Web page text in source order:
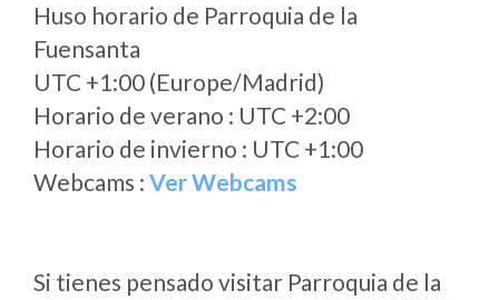
Huso horario de Parroquia de la
Fuensanta
UTC +1:00 (Europe/Madrid)
Horario de verano : UTC +2:00
Horario de invierno : UTC +1:00
Webcams : Ver Webcams
Si tienes pensado visitar Parroquia de la